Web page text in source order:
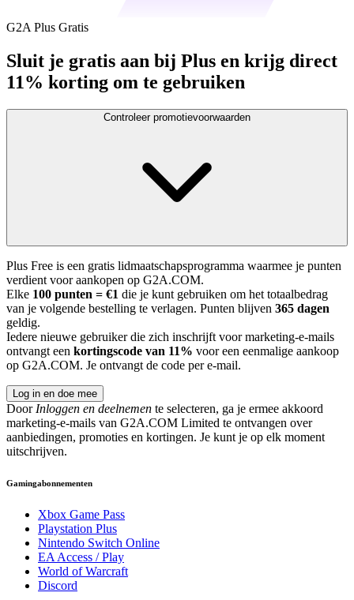
G2A Plus Gratis
Sluit je gratis aan bij Plus en krijg direct
11% korting om te gebruiken
Controleer promotievoorwaarden
Plus Free is een gratis lidmaatschapsprogramma waarmee je punten
verdient voor aankopen op G2A.COM.
Elke 100 punten = €1 die je kunt gebruiken om het totaalbedrag
van je volgende bestelling te verlagen. Punten blijven 365 dagen
geldig.
Iedere nieuwe gebruiker die zich inschrijft voor marketing-e-mails
ontvangt een kortingscode van 11% voor een eenmalige aankoop
op G2A.COM. Je ontvangt de code per e-mail.
Log in en doe mee
Door Inloggen en deelnemen te selecteren, ga je ermee akkoord
marketing-e-mails van G2A.COM Limited te ontvangen over
aanbiedingen, promoties en kortingen. Je kunt je op elk moment
uitschrijven.
Gamingabonnementen
Xbox Game Pass
Playstation Plus
Nintendo Switch Online
EA Access / Play
World of Warcraft
Discord